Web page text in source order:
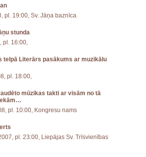
pl. 19:00, Sv. Jāņa baznīca
stunda
pl. 16:00,
telpā Literārs pasākums ar muzikālu
pl. 18:00,
mūzikas takti ar visām no tā
pl. 10:00, Kongresu nams
pl. 23:00, Liepājas Sv. Trīsvienības